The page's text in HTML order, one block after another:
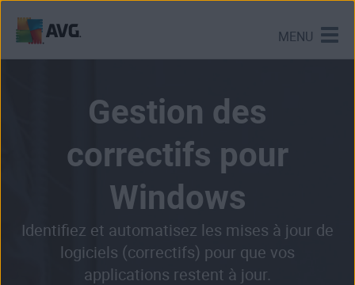
MENU
Gestion des
correctifs pour
Windows
Identifiez et automatisez les mises à jour de
logiciels (correctifs) pour que vos
applications restent à jour.